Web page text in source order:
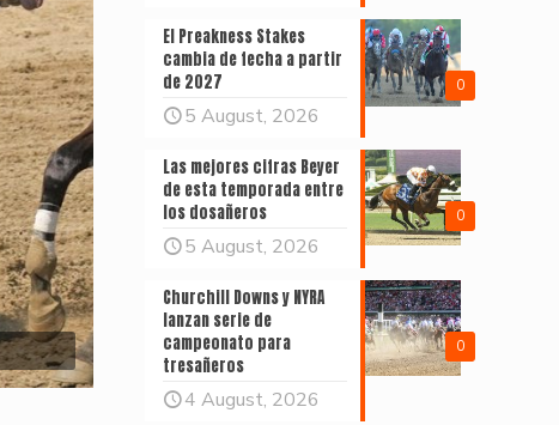
0
El Preakness Stakes
cambia de fecha a partir
de 2027
5 August, 2026
0
Las mejores cifras Beyer
de esta temporada entre
los dosañeros
5 August, 2026
0
Churchill Downs y NYRA
lanzan serie de
campeonato para
tresañeros
4 August, 2026